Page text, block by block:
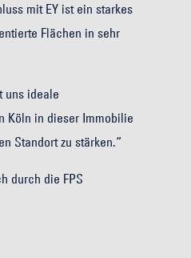
mit EY ist ein starkes
Flächen in sehr
uns ideale
Köln in dieser Immobilie
Standort zu stärken.“
durch die FPS